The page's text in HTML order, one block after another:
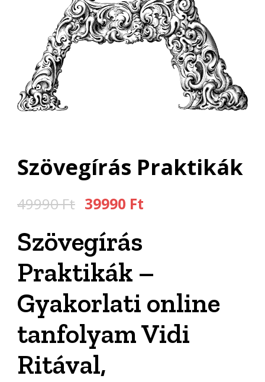
Szövegírás Praktikák
49990Ft Original
was:
49990 Ft.
39990 Ft
Szövegírás
Praktikák –
Gyakorlati online
tanfolyam Vidi
Ritával,